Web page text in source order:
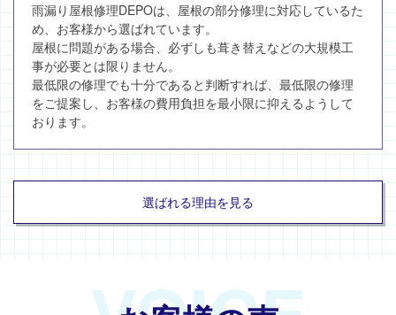
雨漏り屋根修理DEPOは、屋根の部分修理に対応しているた
め、お客様から選ばれています。
屋根に問題がある場合、必ずしも葺き替えなどの大規模工
事が必要とは限りません。
最低限の修理でも十分であると判断すれば、最低限の修理
をご提案し、お客様の費用負担を最小限に抑えるようして
おります。
選ばれる理由を見る